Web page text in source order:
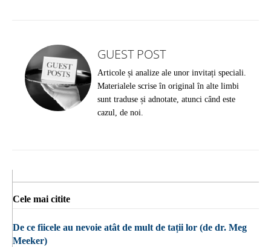
GUEST POST
Articole și analize ale unor invitați speciali.
Materialele scrise în original în alte limbi
sunt traduse și adnotate, atunci când este
cazul, de noi.
Cele mai citite
De ce fiicele au nevoie atât de mult de tații lor (de dr. Meg
Meeker)